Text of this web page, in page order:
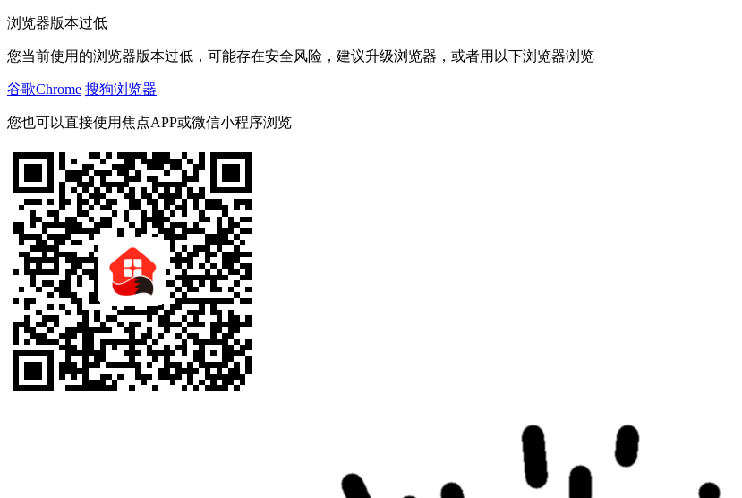
浏览器版本过低
您当前使用的浏览器版本过低，可能存在安全风险，建议升级浏览器，或者用以下浏览器浏览
谷歌Chrome 搜狗浏览器
您也可以直接使用焦点APP或微信小程序浏览